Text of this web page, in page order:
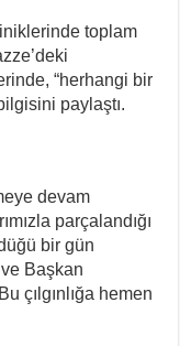
toplam
“herhangi bir
paylaştı.
devam
parçalandığı
bir gün
Başkan
çılgınlığa hemen